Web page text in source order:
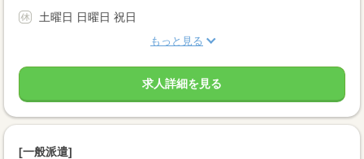
土曜日 日曜日 祝日
もっと見る
求人詳細を見る
[一般派遣]